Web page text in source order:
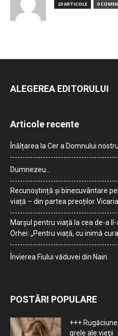
23 ARTICOLE 0
ALEGEREA EDITORULUI
Articole recente
Înălțarea la Cer a Domnului
Dumnezeu…
Recunoștință și binecuvântare
viață – din partea preoților
Marșul pentru viață la cea de-a
Orhei: „Pentru viață, cu inimă
Învierea Fiului văduvei din Nain
POSTĂRI POPULARE
+++
grele ale vieţii